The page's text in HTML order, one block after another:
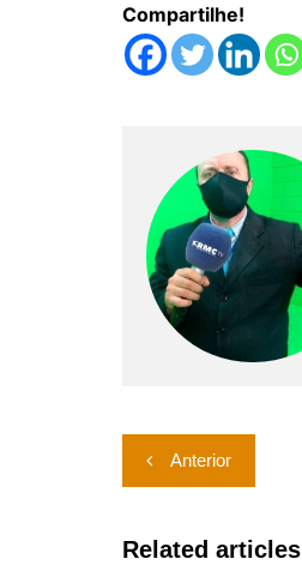
Compartilhe!
Navegação
de
Post
Anterior
Related articles